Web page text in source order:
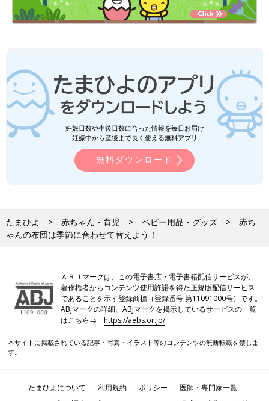
妊娠日数や生後日数に合った情報を毎日お届け
妊娠中から産後まで長く使える無料アプリ
無料ダウンロード
たまひよ 赤ちゃん・育児 ベビー用品・グッズ
赤ち
ゃんの布団は季節に合わせて替えよう！
ＡＢＪマークは、この電子書店・電子書籍配信サービスが、
著作権者からコンテンツ使用許諾を得た正規版配信サービス
であることを示す登録商標（登録番号 第11091000号）です。
ABJマークの詳細、ABJマークを掲示しているサービスの一覧
はこちら→https://aebs.or.jp/
本サイトに掲載されている記事・写真・イラスト等のコンテンツの無断転載を禁じま
す。
たまひよについて 利用規約 ポリシー
医師・専門家一覧